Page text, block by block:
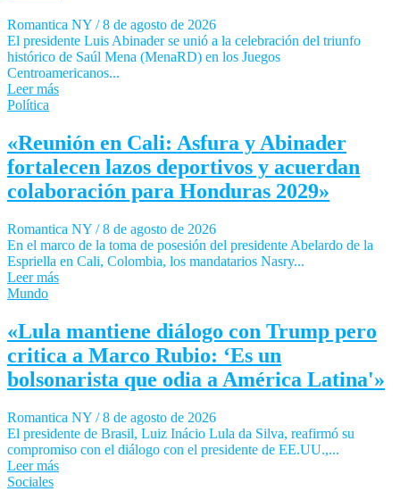
Romantica NY / 8 de agosto de 2026
El presidente Luis Abinader se unió a la celebración del triunfo
histórico de Saúl Mena (MenaRD) en los Juegos
Centroamericanos...
Leer más
Política
«Reunión en Cali: Asfura y Abinader
fortalecen lazos deportivos y acuerdan
colaboración para Honduras 2029»
Romantica NY / 8 de agosto de 2026
En el marco de la toma de posesión del presidente Abelardo de la
Espriella en Cali, Colombia, los mandatarios Nasry...
Leer más
Mundo
«Lula mantiene diálogo con Trump pero
critica a Marco Rubio: ‘Es un
bolsonarista que odia a América Latina'»
Romantica NY / 8 de agosto de 2026
El presidente de Brasil, Luiz Inácio Lula da Silva, reafirmó su
compromiso con el diálogo con el presidente de EE.UU.,...
Leer más
Sociales